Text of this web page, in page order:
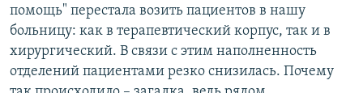
помощь" перестала возить пациентов в нашу
больницу: как в терапевтический корпус, так и в
хирургический. В связи с этим наполненность
отделений пациентами резко снизилась. Почему